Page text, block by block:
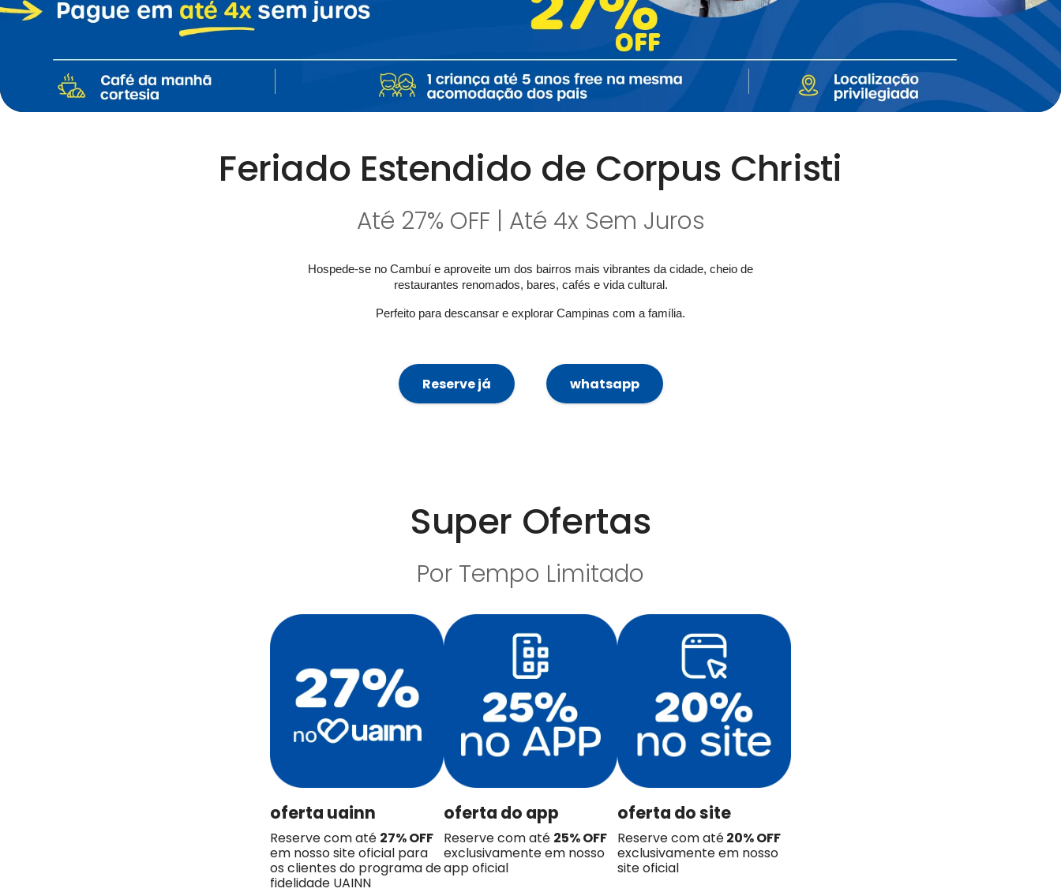
Feriado Estendido de Corpus Christi
Até 27% OFF | Até 4x Sem Juros
Hospede-se no Cambuí e aproveite um dos bairros mais vibrantes da cidade, cheio de
restaurantes renomados, bares, cafés e vida cultural.
Perfeito para descansar e explorar Campinas com a família.
Reserve já whatsapp
Super Ofertas
Por Tempo Limitado
oferta uainn
Reserve com até 27%OFF
em nosso site oficial para
os clientes do programa de
fidelidade UAINN
oferta do app
Reserve com até 25% OFF
exclusivamente em nosso
app oficial
oferta do site
Reserve com até20% OFF
exclusivamente em nosso
site oficial